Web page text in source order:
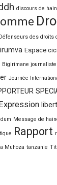
discours de
des droits
Espace
Bigirimane
Journée
Message de
Rapport
Muhoza tanzanie